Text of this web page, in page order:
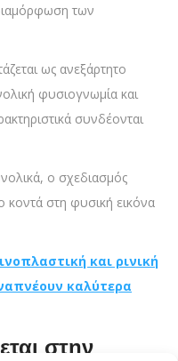
των
ως ανεξάρτητο
φυσιογνωμία και
συνδέονται
ο σχεδιασμός
κοντά στη φυσική εικόνα
και ρινική
καλύτερα
στην